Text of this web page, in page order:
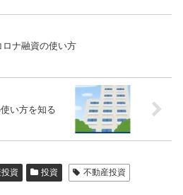
ロナ融資の使い方
い方を知る
資 投資
不動産投資